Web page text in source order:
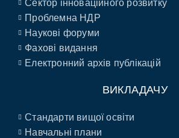
Сектор інноваційного розвитку
Проблемна НДР
Наукові форуми
Фахові видання
Електронний архів публікацій
ВИКЛАДАЧУ
Стандарти вищої освіти
Навчальні плани